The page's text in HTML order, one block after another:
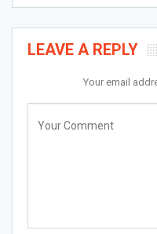
LEAVE A REPLY
Your email